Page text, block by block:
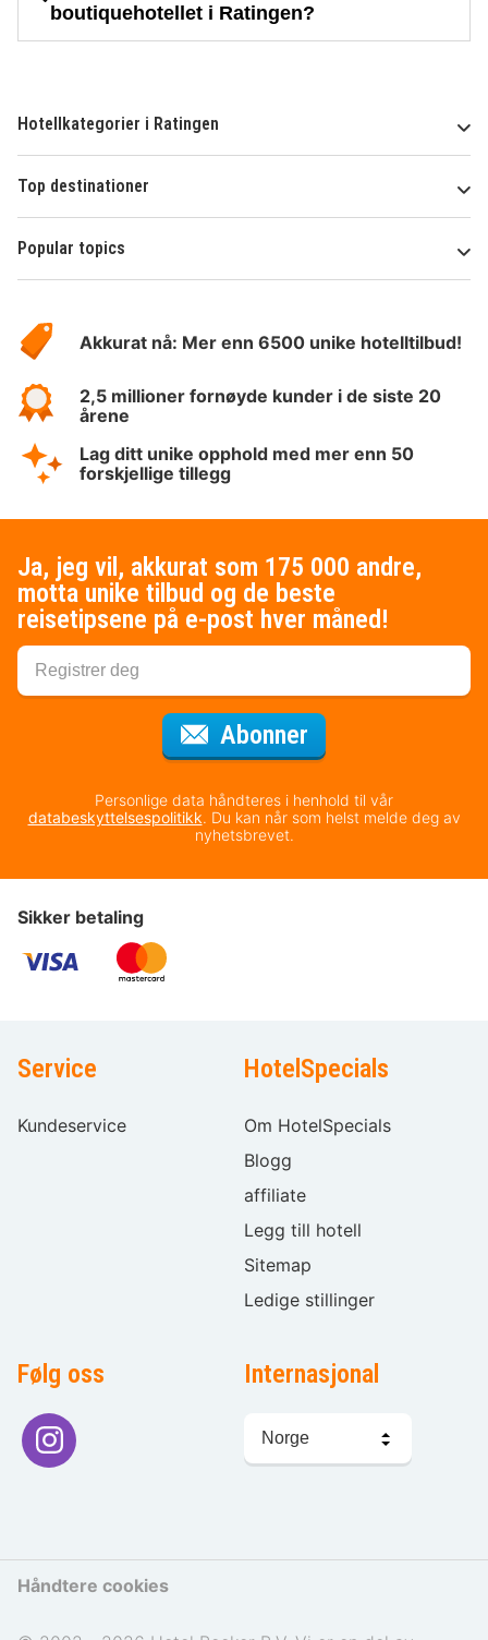
boutiquehotellet i Ratingen?
Hotellkategorier i Ratingen
Top destinationer
Popular topics
Hotelspecials
Akkurat nå: Mer enn 6500 unike hotelltilbud!
2,5 millioner fornøyde kunder i de siste 20
årene
Lag ditt unike opphold med mer enn 50
forskjellige tillegg
Ja, jeg vil, akkurat som 175 000 andre,
motta unike tilbud og de beste
reisetipsene på e-post hver måned!
Abonner
Personlige data håndteres i henhold til vår
databeskyttelsespolitikk. Du kan når som helst melde deg av
nyhetsbrevet.
Sikker betaling
Service
Kundeservice
HotelSpecials
Om HotelSpecials
Blogg
affiliate
Legg till hotell
Sitemap
Ledige stillinger
Følg oss Internasjonal
Håndtere cookies